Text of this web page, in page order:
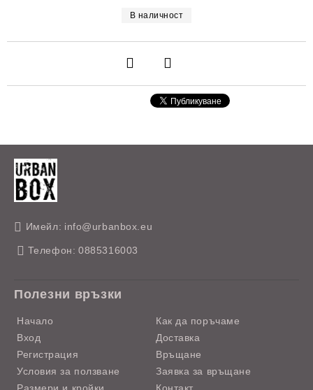
В наличност
Имейл: info@urbanbox.eu
Телефон: 0885316003
Полезни връзки
Начало
Вход
Регистрация
Условия за ползване
Как да поръчаме
Доставка
Връщане
Заявка за връщане